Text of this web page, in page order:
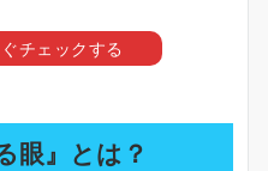
チェックする
眼』とは？